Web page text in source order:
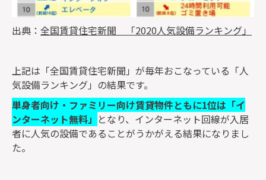
出典： 全国賃貸住宅新聞 「2020人気設備ランキング」
上記は「全国賃貸住宅新聞」が毎年おこなっている「人
気設備ランキング」の結果です。
単身者向け・ファミリー向け賃貸物件ともに1位は「イ
ンターネット無料」 となり、インターネット回線が入居
者に人気の設備であることがうかがえる結果になりまし
た。